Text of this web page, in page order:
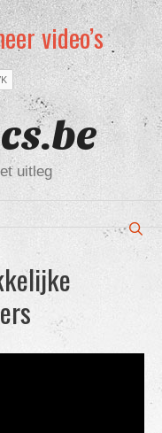
video’s
uitleg